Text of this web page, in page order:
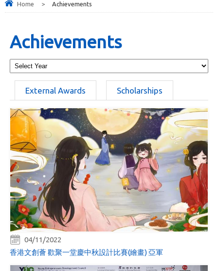
Home > Achievements
Achievements
External Awards Scholarships
04/11/2022
香港文創薈 歡聚一堂慶中秋設計比賽(繪畫) 亞軍